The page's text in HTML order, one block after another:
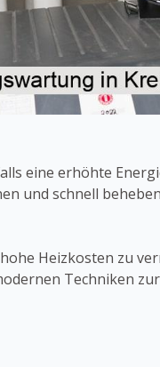
eine erhöhte
und schnell
Heizkosten zu
Techniken